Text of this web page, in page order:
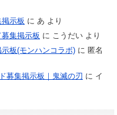
掲示板 に あ より
募集掲示板 に こうだいより
示板(モンハンコラボ)に 匿名
募集掲示板｜鬼滅の刃 に イ